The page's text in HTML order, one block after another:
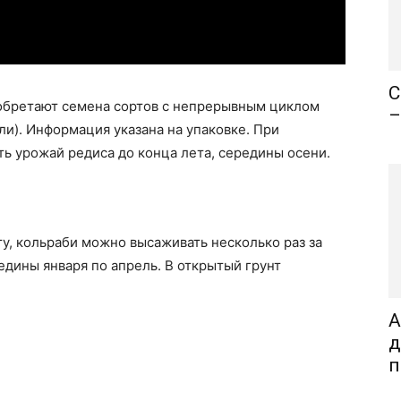
семена сортов с непрерывным циклом
Информация указана на упаковке. При
урожай редиса до конца лета, середины осени.
кольраби можно высаживать несколько раз за
января по апрель. В открытый грунт